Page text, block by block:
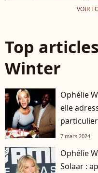
VOIR
Top
Winter
Ophélie
elle
7 mars 2024
Ophélie
Solaar :